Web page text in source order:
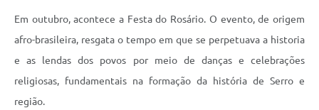
Em outubro, acontece a Festa do Rosário. O evento, de origem
afro-brasileira, resgata o tempo em que se perpetuava a historia
e as lendas dos povos por meio de danças e celebrações
religiosas, fundamentais na formação da história de Serro e
região.